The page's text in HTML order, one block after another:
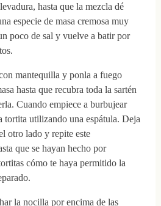
hasta que la mezcla dé
especie de masa cremosa muy
poco de sal y vuelve a batir por
mantequilla y ponla a fuego
hasta que recubra toda la sartén
Cuando empiece a burbujear
tortita utilizando una espátula. Deja
otro lado y repite este
que se hayan hecho por
cómo te haya permitido la
la nocilla por encima de las